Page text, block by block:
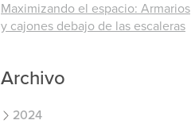
Maximizando el espacio: Armarios
y cajones debajo de las escaleras
Archivo
2024